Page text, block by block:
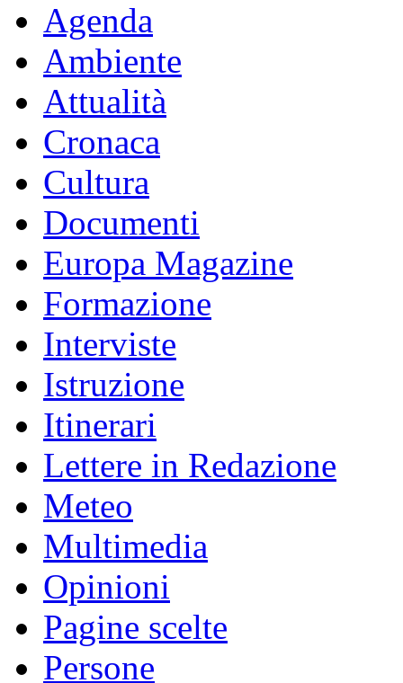
Agenda
Ambiente
Attualità
Cronaca
Cultura
Documenti
Europa Magazine
Formazione
Interviste
Istruzione
Itinerari
Lettere in Redazione
Meteo
Multimedia
Opinioni
Pagine scelte
Persone